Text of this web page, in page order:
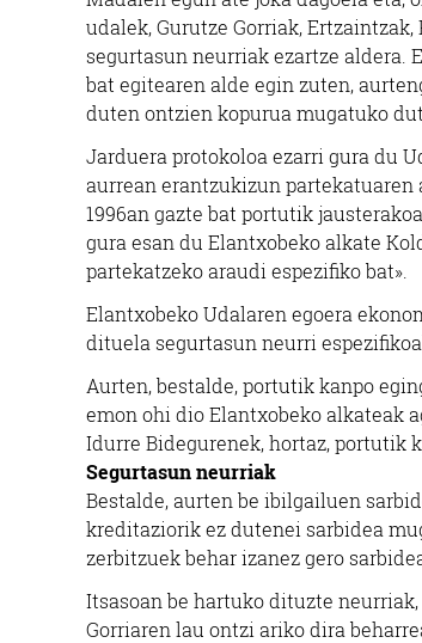
udalek, Gurutze Gorriak,
segurtasun neurriak ezartze aldera.
bat egitearen alde egin zuten,
duten ontzien kopurua mugatuko
Jarduera protokoloa ezarri gura du
aurrean erantzukizun partekatuaren
1996an gazte bat portutik
gura esan du Elantxobeko alkate
partekatzeko araudi espezifiko bat».
Elantxobeko Udalaren egoera
dituela segurtasun neurri
Aurten, bestalde, portutik kanpo
emon ohi dio Elantxobeko alkateak
Idurre Bidegurenek, hortaz, portutik
Segurtasun neurriak
Bestalde, aurten be ibilgailuen
kreditaziorik ez dutenei sarbidea
zerbitzuek behar izanez gero
Itsasoan be hartuko dituzte
Gorriaren lau ontzi ariko dira